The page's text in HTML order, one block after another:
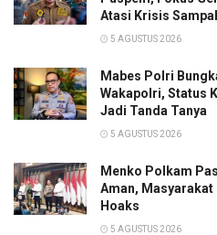
Atasi Krisis
5 AGUSTUS 2026
Mabes Polri
Wakapolri, Status
Jadi Tanda Tanya
5 AGUSTUS 2026
Menko Polkam
Aman,
Hoaks
5 AGUSTUS 2026